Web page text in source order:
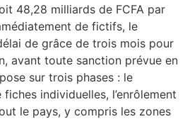
48,28 milliards de FCFA par
de fictifs, le
de grâce de trois mois pour
avant toute sanction prévue en
sur trois phases : le
fiches individuelles, l’enrôlement
le pays, y compris les zones